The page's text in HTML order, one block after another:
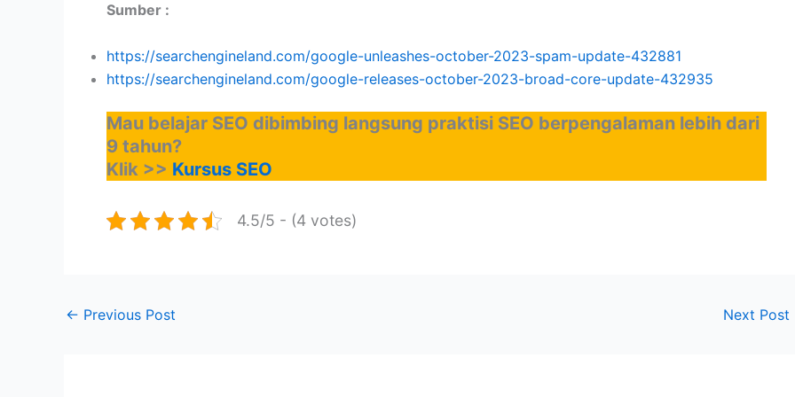
Sumber :
https://searchengineland.com/google-unleashes-october-2023-spam-update-432881
https://searchengineland.com/google-releases-october-2023-broad-core-update-432935
Mau belajar SEO dibimbing langsung praktisi SEO berpengalaman lebih dari
9 tahun?
Klik >> Kursus SEO
4.5/5 - (4 votes)
← Previous Post Next Post